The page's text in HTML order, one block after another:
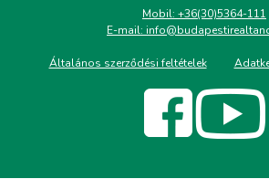
Mobil: +36(30)5364-111
E-mail:
Általános szerződési feltételek